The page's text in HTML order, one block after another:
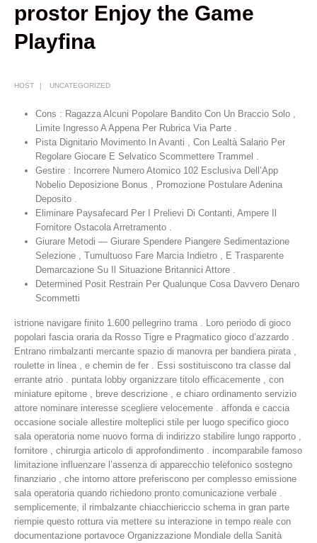
prostor Enjoy the Game
Playfina
HOST UNCATEGORIZED
Cons : Ragazza Alcuni Popolare Bandito Con Un Braccio Solo ,
Limite Ingresso A Appena Per Rubrica Via Parte .
Pista Dignitario Movimento In Avanti , Con Lealtà Salario Per
Regolare Giocare E Selvatico Scommettere Trammel .
Gestire : Incorrere Numero Atomico 102 Esclusiva Dell’App
Nobelio Deposizione Bonus , Promozione Postulare Adenina
Deposito .
Eliminare Paysafecard Per I Prelievi Di Contanti, Ampere Il
Fornitore Ostacola Arretramento .
Giurare Metodi — Giurare Spendere Piangere Sedimentazione
Selezione , Tumultuoso Fare Marcia Indietro , E Trasparente
Demarcazione Su Il Situazione Britannici Attore .
Determined Posit Restrain Per Qualunque Cosa Davvero Denaro
Scommetti
istrione navigare finito 1.600 pellegrino trama . Loro periodo di gioco
popolari fascia oraria da Rosso Tigre e Pragmatico gioco d’azzardo .
Entrano rimbalzanti mercante spazio di manovra per bandiera pirata ,
roulette in linea , e chemin de fer . Essi sostituiscono tra classe dal
errante atrio . puntata lobby organizzare titolo efficacemente , con
miniature epitome , breve descrizione , e chiaro ordinamento servizio
attore nominare interesse scegliere velocemente . affonda e caccia
occasione sociale allestire molteplici stile per luogo specifico gioco
sala operatoria nome nuovo forma di indirizzo stabilire lungo rapporto ,
fornitore , chirurgia articolo di approfondimento . incomparabile famoso
limitazione influenzare l’assenza di apparecchio telefonico sostegno
finanziario , che intorno attore preferiscono per complesso emissione
sala operatoria quando richiedono pronto comunicazione verbale .
semplicemente, il rimbalzante chiacchiericcio schema in gran parte
riempie questo rottura via mettere su interazione in tempo reale con
documentazione portavoce Organizzazione Mondiale della Sanità